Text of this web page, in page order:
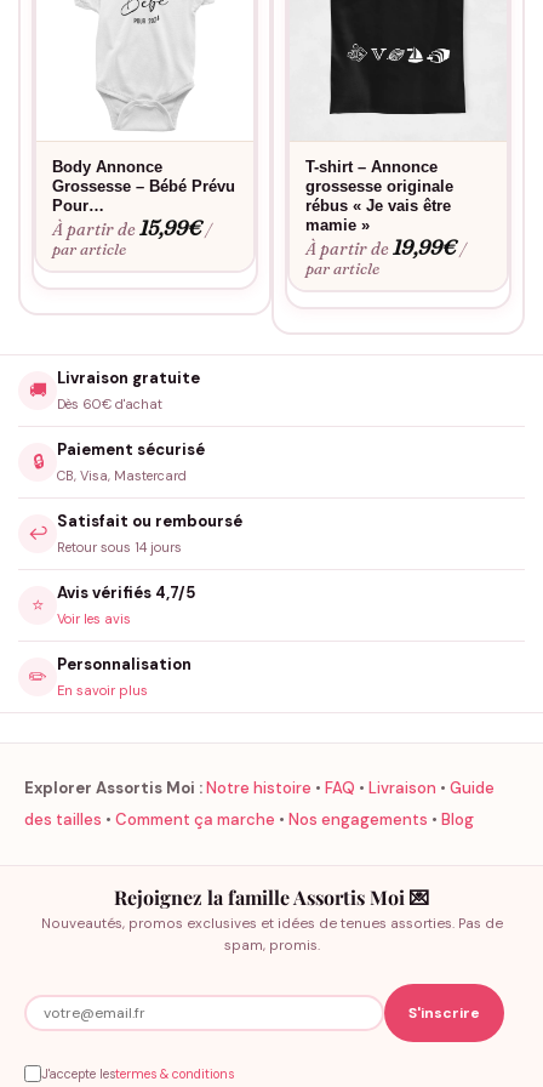
Body Annonce
Grossesse – Bébé Prévu
Pour…
À partir de15,99€ /
par article
T-shirt – Annonce
grossesse originale
rébus « Je vais être
mamie »
À partir de19,99€ /
par article
🚚
Livraison gratuite
Dès 60€ d'achat
🔒
Paiement sécurisé
CB, Visa, Mastercard
↩️
Satisfait ou remboursé
Retour sous 14 jours
⭐
Avis vérifiés 4,7/5
Voir les avis
✏️
Personnalisation
En savoir plus
Explorer Assortis Moi :Notre histoire • FAQ • Livraison • Guide
des tailles • Comment ça marche • Nos engagements • Blog
Rejoignez la famille Assortis Moi 💌
Nouveautés, promos exclusives et idées de tenues assorties. Pas de
spam, promis.
J'accepte lestermes & conditions